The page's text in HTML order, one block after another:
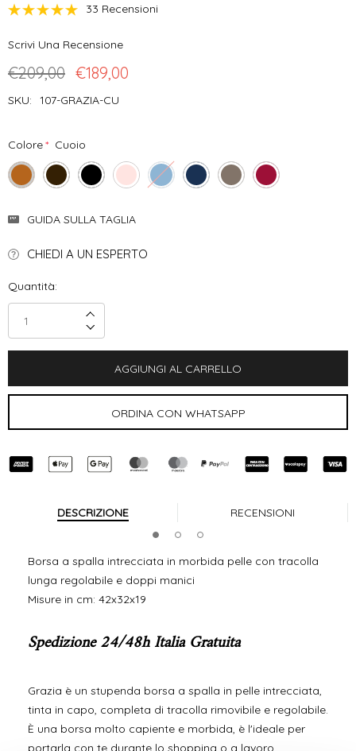
33 Recensioni
Scrivi Una Recensione
€209,00 €189,00
SKU: 107-GRAZIA-CU
Colore* Cuoio
Attuale:GUIDA SULLA TAGLIA
CHIEDI A UN ESPERTO
Quantità:
Incrementa Quantità:
DESCRIZIONE RECENSIONI
Borsa a spalla intrecciata in morbida pelle con tracolla
lunga regolabile e doppi manici
Misure in cm: 42x32x19
Spedizione 24/48h Italia Gratuita
Grazia è un stupenda borsa a spalla in pelle intrecciata,
tinta in capo, completa di tracolla rimovibile e regolabile.
È una borsa molto capiente e morbida, è l'ideale per
portarla con te durante lo shopping o a lavoro.